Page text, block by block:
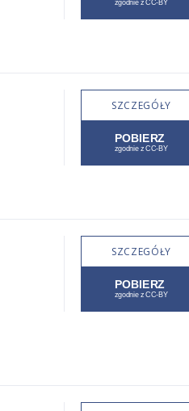
SZCZEGÓŁY
SZCZEGÓŁY